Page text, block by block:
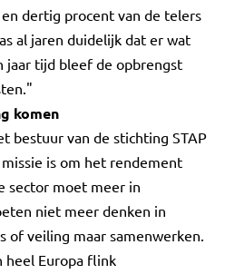
dertig procent van de telers
al jaren duidelijk dat er wat
jaar tijd bleef de opbrengst
komen
bestuur van de stichting STAP
is om het rendement
sector moet meer in
niet meer denken in
of veiling maar samenwerken.
heel Europa flink